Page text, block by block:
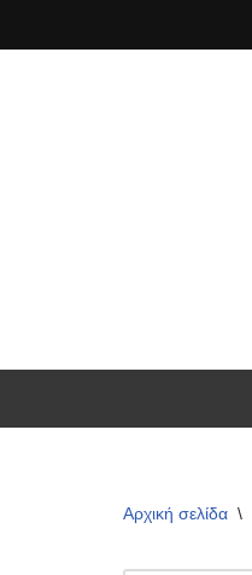
Αρχική σελίδα \